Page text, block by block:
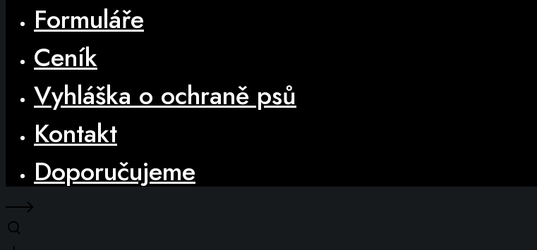
Formuláře
Ceník
Vyhláška o ochraně psů
Kontakt
Doporučujeme